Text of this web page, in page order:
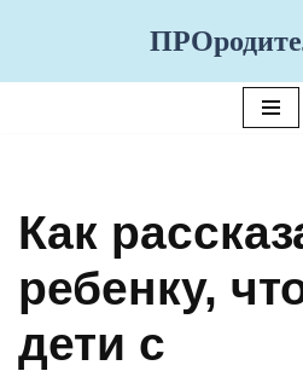
Как
ребенку,
дети с